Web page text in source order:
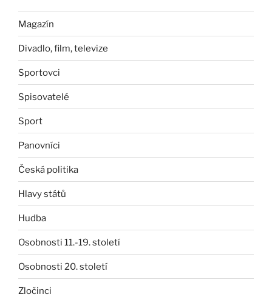
Magazín
Divadlo, film, televize
Sportovci
Spisovatelé
Sport
Panovníci
Česká politika
Hlavy států
Hudba
Osobnosti 11.-19. století
Osobnosti 20. století
Zločinci